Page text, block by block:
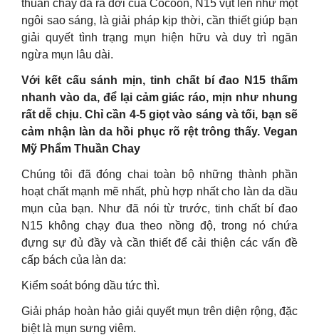
thuần chay đã ra đời của Cocoon, N15 vụt lên như một
ngôi sao sáng, là giải pháp kịp thời, cần thiết giúp bạn
giải quyết tình trạng mụn hiện hữu và duy trì ngăn
ngừa mụn lâu dài.
Với kết cấu sánh mịn, tinh chất bí đao N15 thấm
nhanh vào da, để lại cảm giác ráo, mịn như nhung
rất dễ chịu. Chỉ cần 4-5 giọt vào sáng và tối, bạn sẽ
cảm nhận làn da hồi phục rõ rệt trông thấy. Vegan
Mỹ Phẩm Thuần Chay
Chúng tôi đã đóng chai toàn bộ những thành phần
hoạt chất mạnh mẽ nhất, phù hợp nhất cho làn da dầu
mụn của bạn. Như đã nói từ trước, tinh chất bí đao
N15 không chạy đua theo nồng độ, trong nó chứa
đựng sự đủ đầy và cần thiết để cải thiện các vấn đề
cấp bách của làn da:
Kiểm soát bóng dầu tức thì.
Giải pháp hoàn hảo giải quyết mụn trên diện rộng, đặc
biệt là mụn sưng viêm.